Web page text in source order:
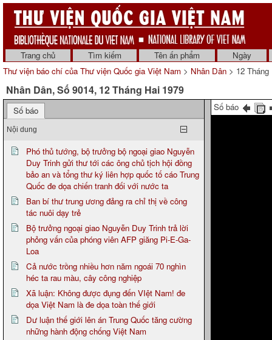
Trang chủ Tìm kiếm Tên ấn phẩm
Ngày
Thư viện báo chí của Thư viện Quốc gia Việt Nam > Nhân Dân > 12 Tháng
Nhân Dân, Số 9014, 12 Tháng Hai 1979
Số báo
Nội dung
Phó thủ tướng, bộ trưởng bộ ngoại giao Nguyễn
Duy Trinh gửi thư tới các ông chủ tịch hội đồng
bảo an và tổng thư ký liên hợp quốc tố cáo Trung
Quốc đe dọa chiến tranh đối với nước ta
Ban bí thư trung ương đảng ra chỉ thị về công
tác nuôi dạy trẻ
Bộ trưởng ngoại giao Nguyễn Duy Trinh trả lời
phỏng vấn của phóng viên AFP giăng Pi-E-Ga-
Loa
Cả nước trồng nhiều hơn năm ngoái 70 nghìn
héc ta rau màu, cây công nghiệp
Xã luận: Không được đụng đến VIệt Nam! đe
dọa Việt Nam là đe dọa toàn thế giới
Dư luận thế giới lên án Trung Quốc tăng cường
những hành động chống Việt Nam
Số báo